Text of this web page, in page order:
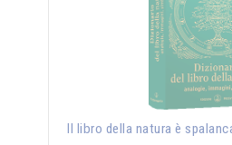
Il libro della natura è